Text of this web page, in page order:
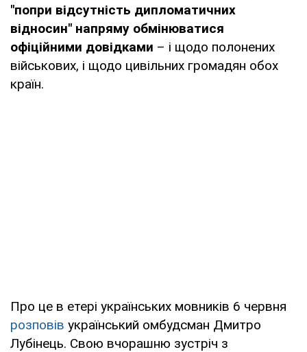
"попри відсутність дипломатичних
відносин" напряму обмінюватися
офіційними довідками – і щодо полонених
військових, і щодо цивільних громадян обох
країн.
Про це в етері українських мовників 6 червня
розповів український омбудсман Дмитро
Лубінець. Свою вчорашню зустріч з